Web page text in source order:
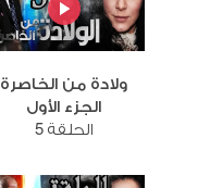
ولادة من الخاصرة
الجزء الأول
الحلقة 5